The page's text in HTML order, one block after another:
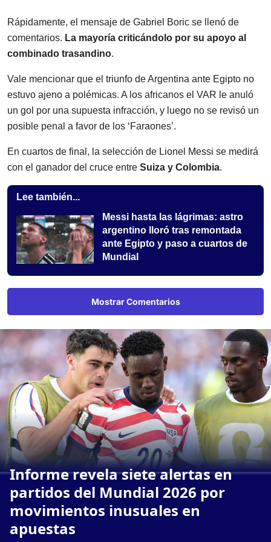
Rápidamente, el mensaje de Gabriel Boric se llenó de
comentarios. La mayoría criticándolo por su apoyo al
combinado trasandino.
Vale mencionar que el triunfo de Argentina ante Egipto no
estuvo ajeno a polémicas. A los africanos el VAR le anuló
un gol por una supuesta infracción, y luego no se revisó un
posible penal a favor de los ‘Faraones’.
En cuartos de final, la selección de Lionel Messi se medirá
con el ganador del cruce entre Suiza y Colombia.
Lee también...
Messi hasta las lágrimas: astro
argentino lloró tras remontada
ante Egipto y paso a cuartos de
Mundial
Mostrar Comentarios
Informe revela siete alertas en
partidos del Mundial 2026 por
movimientos inusuales en
apuestas